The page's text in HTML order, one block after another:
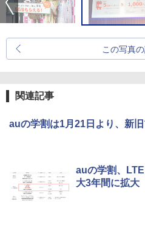
この写真
関連記事
auの学割は1月21日より、新
auの学割、
大3年間に拡大